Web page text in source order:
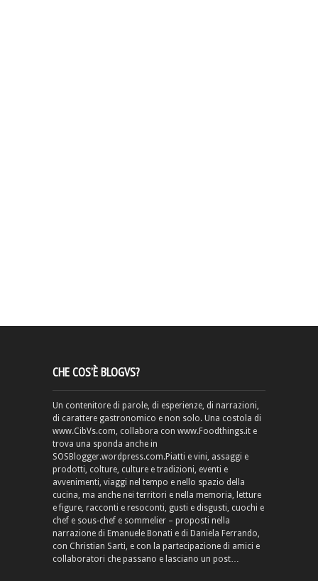
CHE COS’È BLOGVS?
Un contenitore di parole, di esperienze, di narrazioni,
di carattere gastronomico e non solo. Una costola di
www.CibVs.com, collabora con www.Foodthings.it e
trova una sponda anche in
SOSBlogger.wordpress.com.Piatti e vini, assaggi e
prodotti, colture, culture e tradizioni, eventi e
avvenimenti, viaggi nel tempo e nello spazio della
cucina, ma anche nei territori e nella memoria, letture
e figure, racconti e resoconti, gusti e disgusti, cuochi e
chef e sous-chef e sommelier – proposti nella
narrazione di Emanuele Bonati e di Daniela Ferrando,
con Christian Sarti, e con la partecipazione di amici e
collaboratori che passano e lasciano un post…